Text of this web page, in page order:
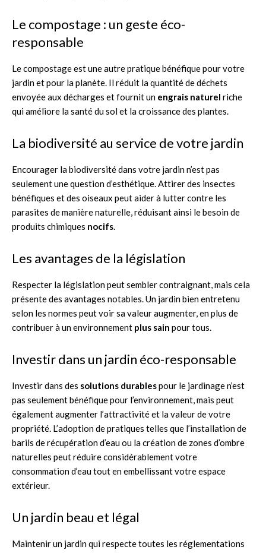
Le compostage : un geste éco-
responsable
Le compostage est une autre pratique bénéfique pour votre
jardin et pour la planète. Il réduit la quantité de déchets
envoyée aux décharges et fournit un engrais naturel riche
qui améliore la santé du sol et la croissance des plantes.
La biodiversité au service de votre jardin
Encourager la biodiversité dans votre jardin n’est pas
seulement une question d’esthétique. Attirer des insectes
bénéfiques et des oiseaux peut aider à lutter contre les
parasites de manière naturelle, réduisant ainsi le besoin de
produits chimiques nocifs.
Les avantages de la législation
Respecter la législation peut sembler contraignant, mais cela
présente des avantages notables. Un jardin bien entretenu
selon les normes peut voir sa valeur augmenter, en plus de
contribuer à un environnement plus sain pour tous.
Investir dans un jardin éco-responsable
Investir dans des solutions durablespour le jardinage n’est
pas seulement bénéfique pour l’environnement, mais peut
également augmenter l’attractivité et la valeur de votre
propriété. L’adoption de pratiques telles que l’installation de
barils de récupération d’eau ou la création de zones d’ombre
naturelles peut réduire considérablement votre
consommation d’eau tout en embellissant votre espace
extérieur.
Un jardin beau et légal
Maintenir un jardin qui respecte toutes les réglementations